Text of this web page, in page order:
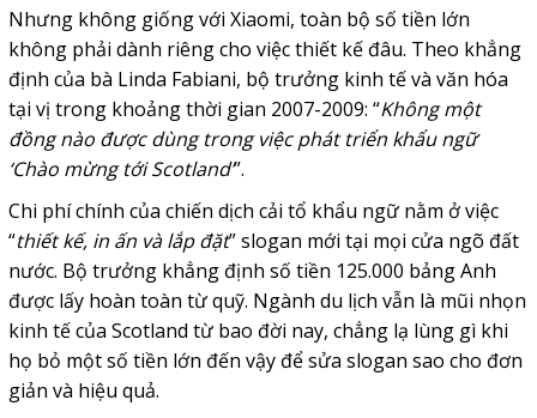
Nhưng không giống với Xiaomi, toàn bộ số tiền lớn
không phải dành riêng cho việc thiết kế đâu. Theo khẳng
định của bà Linda Fabiani, bộ trưởng kinh tế và văn hóa
tại vị trong khoảng thời gian 2007-2009: “Không một
đồng nào được dùng trong việc phát triển khẩu ngữ
‘Chào mừng tới Scotland’”.
Chi phí chính của chiến dịch cải tổ khẩu ngữ nằm ở việc
“thiết kế, in ấn và lắp đặt” slogan mới tại mọi cửa ngõ đất
nước. Bộ trưởng khẳng định số tiền 125.000 bảng Anh
được lấy hoàn toàn từ quỹ. Ngành du lịch vẫn là mũi nhọn
kinh tế của Scotland từ bao đời nay, chẳng lạ lùng gì khi
họ bỏ một số tiền lớn đến vậy để sửa slogan sao cho đơn
giản và hiệu quả.